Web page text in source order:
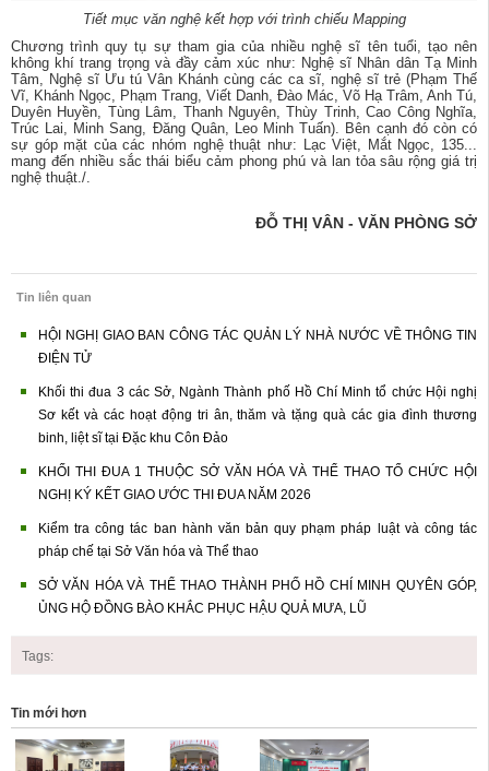
Tiết mục văn nghệ kết hợp với trình chiếu Mapping
Chương trình quy tụ sự tham gia của nhiều nghệ sĩ tên tuổi, tạo nên
không khí trang trọng và đầy cảm xúc như: Nghệ sĩ Nhân dân Tạ Minh
Tâm, Nghệ sĩ Ưu tú Vân Khánh cùng các ca sĩ, nghệ sĩ trẻ (Phạm Thế
Vĩ, Khánh Ngọc, Phạm Trang, Viết Danh, Đào Mác, Võ Hạ Trâm, Anh Tú,
Duyên Huyền, Tùng Lâm, Thanh Nguyên, Thùy Trinh, Cao Công Nghĩa,
Trúc Lai, Minh Sang, Đăng Quân, Leo Minh Tuấn). Bên cạnh đó còn có
sự góp mặt của các nhóm nghệ thuật như: Lạc Việt, Mắt Ngọc, 135...
mang đến nhiều sắc thái biểu cảm phong phú và lan tỏa sâu rộng giá trị
nghệ thuật./.
ĐỖ THỊ VÂN - VĂN PHÒNG SỞ
Tin liên quan
HỘI NGHỊ GIAO BAN CÔNG TÁC QUẢN LÝ NHÀ NƯỚC VỀ THÔNG TIN
ĐIỆN TỬ
Khối thi đua 3 các Sở, Ngành Thành phố Hồ Chí Minh tổ chức Hội nghị
Sơ kết và các hoạt động tri ân, thăm và tặng quà các gia đình thương
binh, liệt sĩ tại Đặc khu Côn Đảo
KHỐI THI ĐUA 1 THUỘC SỞ VĂN HÓA VÀ THỂ THAO TỔ CHỨC HỘI
NGHỊ KÝ KẾT GIAO ƯỚC THI ĐUA NĂM 2026
Kiểm tra công tác ban hành văn bản quy phạm pháp luật và công tác
pháp chế tại Sở Văn hóa và Thể thao
SỞ VĂN HÓA VÀ THỂ THAO THÀNH PHỐ HỒ CHÍ MINH QUYÊN GÓP,
ỦNG HỘ ĐỒNG BÀO KHẮC PHỤC HẬU QUẢ MƯA, LŨ
Tags:
Tin mới hơn